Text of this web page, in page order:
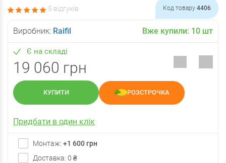
5 відгуків Код товару 4406
Виробник: Raifil Вже купили: 10 шт
Є на складі
19 060 грн
КУПИТИ РОЗСТРОЧКА
Придбати в один клік
Монтаж: +1 600 грн
Доставка: 0 ₴